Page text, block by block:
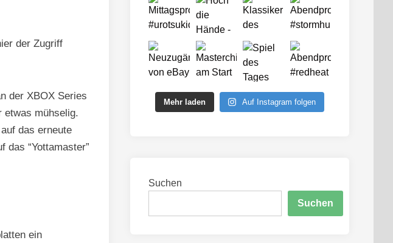
der Zugriff
der XBOX Series
etwas mühselig.
das erneute
“Yottamaster”
ein
Mehr laden Auf Instagram folgen
Suchen
Suchen